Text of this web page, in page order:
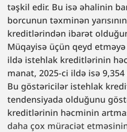
təşkil edir. Bu isə əhalinin
borcunun təxminən
kreditlərindən ibarət
Müqayisə üçün qeyd
ildə istehlak kreditlərinin
manat, 2025-ci ildə isə
Bu göstəricilər istehlak
tendensiyada olduğunu
kreditlərinin həcminin
daha çox müraciət